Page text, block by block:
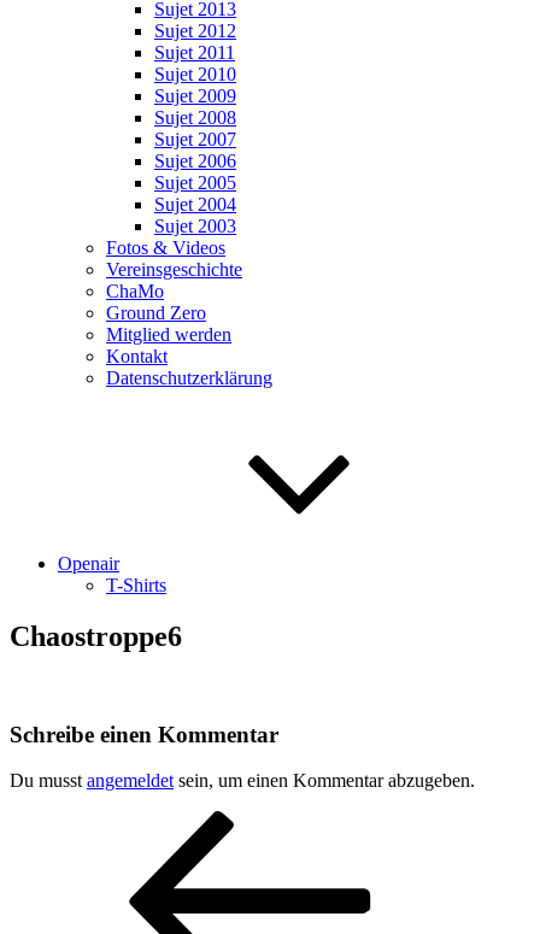
Sujet 2013
Sujet 2012
Sujet 2011
Sujet 2010
Sujet 2009
Sujet 2008
Sujet 2007
Sujet 2006
Sujet 2005
Sujet 2004
Sujet 2003
Fotos & Videos
Vereinsgeschichte
ChaMo
Ground Zero
Mitglied werden
Kontakt
Datenschutzerklärung
Openair
T-Shirts
Chaostroppe6
Schreibe einen Kommentar
Du musst angemeldet sein, um einen Kommentar abzugeben.
Beitragsnavigation